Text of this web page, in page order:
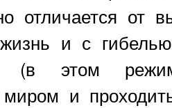
отличается
и с
(в этом
и